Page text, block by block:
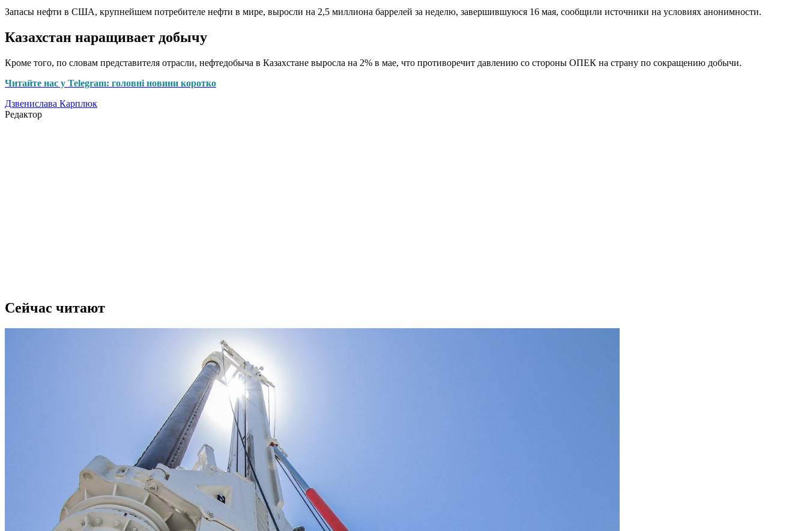
Запасы нефти в США, крупнейшем потребителе нефти в мире, выросли на 2,5 миллиона баррелей за неделю, завершившуюся 16 мая, сообщили источники на условиях анонимности.
Казахстан наращивает добычу
Кроме того, по словам представителя отрасли, нефтедобыча в Казахстане выросла на 2% в мае, что противоречит давлению со стороны ОПЕК на страну по сокращению добычи.
Читайте нас у Telegram: головні новини коротко
Дзвенислава Карплюк
Редактор
Сейчас читают